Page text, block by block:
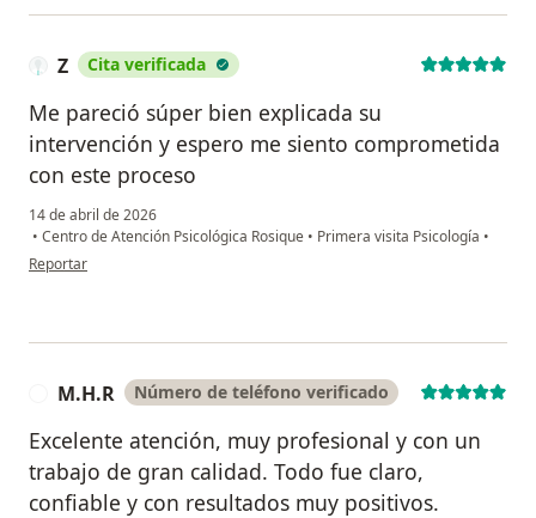
Z Cita verificada
Me pareció súper bien explicada su
intervención y espero me siento comprometida
con este proceso
14 de abril de 2026
• Centro de Atención Psicológica Rosique • Primera visita Psicología •
en opinión del usuario Z
Reportar
M.H.R Número de teléfono verificado
Excelente atención, muy profesional y con un
trabajo de gran calidad. Todo fue claro,
confiable y con resultados muy positivos.